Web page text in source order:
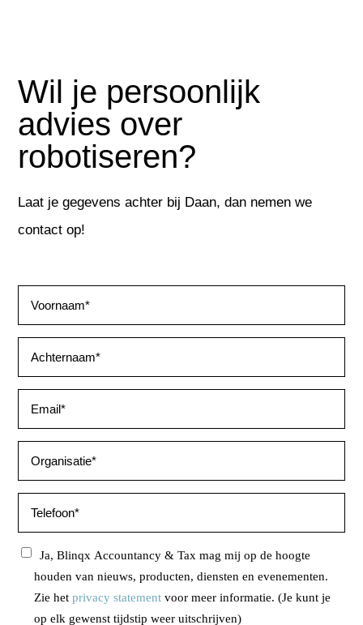
Wil je persoonlijk
advies over
robotiseren?
Laat je gegevens achter bij Daan, dan nemen we
contact op!
Ja, Blinqx Accountancy & Tax mag mij op de hoogte
houden van nieuws, producten, diensten en evenementen.
Zie hetprivacy statement voor meer informatie. (Je kunt je
op elk gewenst tijdstip weer uitschrijven)